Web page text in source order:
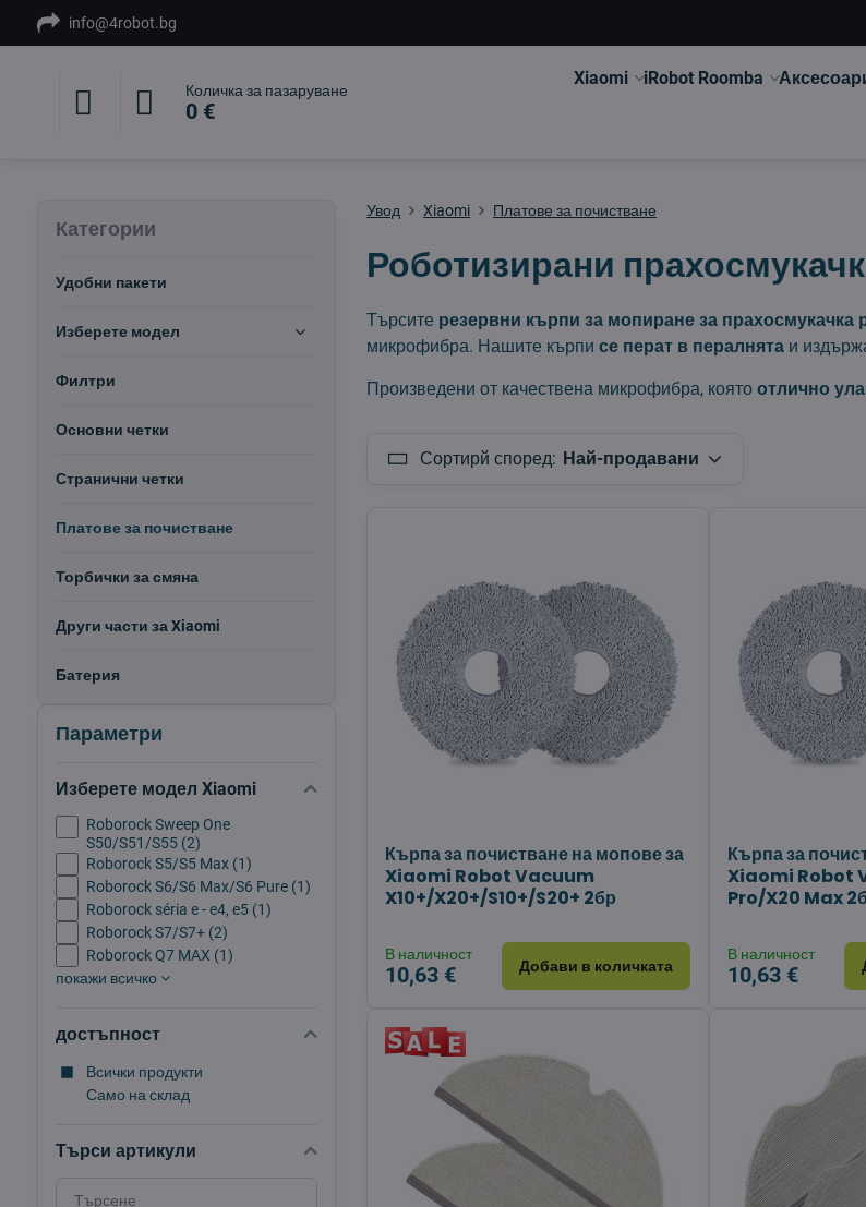
info@4robot.bg
Количка за пазаруване
0 €
Xiaomi iRobot Roomba
Увод Xiaomi Платове за почистване
Роботизирани
Търсите резервни кърпи за мопиране за прахосмукачка
микрофибра. Нашите кърписе перат в пералнята и
Произведени от качествена микрофибра, коятоотлично
Сортирй според: Най-продавани
Кърпа за почистване на мопове за
Xiaomi Robot Vacuum
X10+/X20+/S10+/S20+ 2бр
В наличност
10,63 € Добави в количката
Кърпа за
Xiaomi Robot
Pro/X20 Max
В наличност
10,63 €
Параметри
Изберете модел Xiaomi
Roborock Sweep One
S50/S51/S55 (2)
Roborock S5/S5 Max (1)
Roborock S6/S6 Max/S6 Pure (1)
Roborock séria e - e4, e5 (1)
Roborock S7/S7+ (2)
Roborock Q7 MAX (1)
покажи всичко
достъпност
Всички продукти
Само на склад
Търси артикули
Категории
Удобни пакети
Изберете модел
Филтри
Основни четки
Странични четки
Платове за почистване
Торбички за смяна
Други части за Xiaomi
Батерия